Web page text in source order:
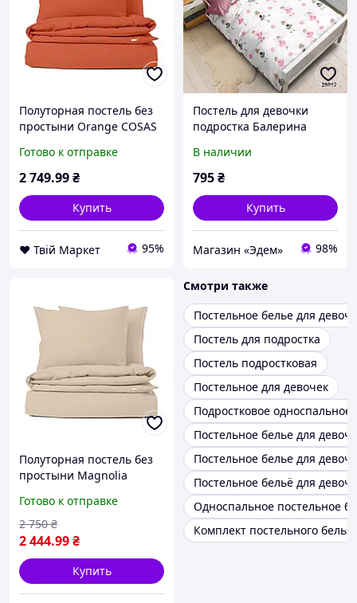
Полуторная постель без
простыни Orange COSAS
D7-2026
Готово к отправке
2 749.99₴
Купить
❤️ Твій Маркет 95%
Постель для девочки
подростка Балерина
143х210, 150х214, 50x70-
1шт
В наличии
795₴
Купить
Магазин «Эдем» 98%
Полуторная постель без
простыни Magnolia
см D7-2026
Готово к отправке
2 444.99₴
2 750 ₴
Купить
Смотри также
Постельное белье для
Постель для подростка
Постель подростковая
Постельное для девочек
Подростковое односпальное
Постельное белье для
Постельное белье для
Постельное бельё для
Односпальное постельное
Комплект постельного